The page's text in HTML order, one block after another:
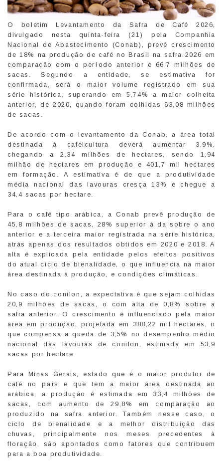
O boletim Levantamento da Safra de Café 2026,
divulgado nesta quinta-feira (21) pela Companhia
Nacional de Abastecimento (Conab), prevê crescimento
de 18% na produção de café no Brasil na safra 2026 em
comparação com o período anterior e 66,7 milhões de
sacas. Segundo a entidade, se estimativa for
confirmada, será o maior volume registrado em sua
série histórica, superando em 5,74% a maior colheita
anterior, de 2020, quando foram colhidas 63,08 milhões
de sacas.
De acordo com o levantamento da Conab, a área total
destinada à cafeicultura deverá aumentar 3,9%,
chegando a 2,34 milhões de hectares, sendo 1,94
milhão de hectares em produção e 401,7 mil hectares
em formação. A estimativa é de que a produtividade
média nacional das lavouras cresça 13% e chegue a
34,4 sacas por hectare.
Para o café tipo arábica, a Conab prevê produção de
45,8 milhões de sacas, 28% superior à da sobre o ano
anterior e a terceira maior registrada na série histórica,
atrás apenas dos resultados obtidos em 2020 e 2018. A
alta é explicada pela entidade pelos efeitos positivos
do atual ciclo de bienalidade, o que influencia na maior
área destinada à produção, e condições climáticas.
No caso do conilon, a expectativa é que sejam colhidas
20,9 milhões de sacas, o com alta de 0,8% sobre a
safra anterior. O crescimento é influenciado pela maior
área em produção, projetada em 388,22 mil hectares, o
que compensa a queda de 3,5% no desempenho médio
nacional das lavouras de conilon, estimada em 53,9
sacas por hectare.
Para Minas Gerais, estado que é o maior produtor de
café no país e que tem a maior área destinada ao
arábica, a produção é estimada em 33,4 milhões de
sacas, com aumento de 29,8% em comparação ao
produzido na safra anterior. Também nesse caso, o
ciclo de bienalidade e a melhor distribuição das
chuvas, principalmente nos meses precedentes à
floração, são apontados como fatores que contribuem
para a boa produtividade.